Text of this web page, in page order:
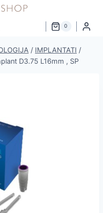
0
/ IMPLANTATI /
D3.75 L16mm , SP